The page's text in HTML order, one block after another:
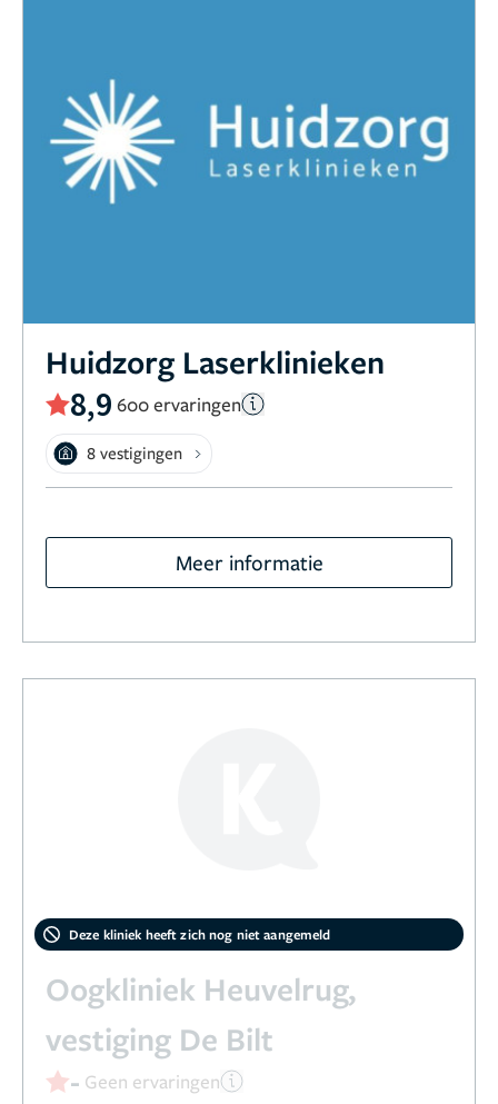
Huidzorg Laserklinieken
8,9 600 ervaringen
8 vestigingen
Meer informatie
Deze kliniek heeft zich nog niet aangemeld
Oogkliniek Heuvelrug,
vestiging De Bilt
- Geen ervaringen